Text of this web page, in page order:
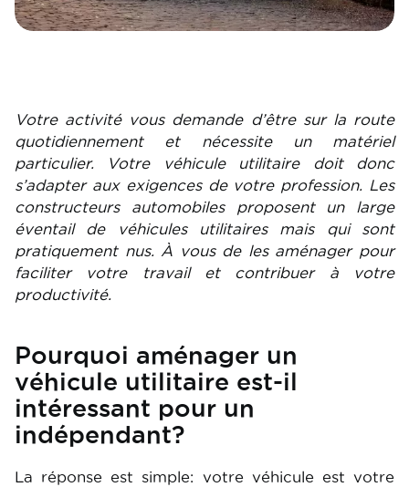
Votre activité vous demande d’être sur la route
quotidiennement et nécessite un matériel
particulier. Votre véhicule utilitaire doit donc
s’adapter aux exigences de votre profession. Les
constructeurs automobiles proposent un large
éventail de véhicules utilitaires mais qui sont
pratiquement nus. À vous de les aménager pour
faciliter votre travail et contribuer à votre
productivité.
Pourquoi aménager un
véhicule utilitaire est-il
intéressant pour un
indépendant?
La réponse est simple: votre véhicule est votre